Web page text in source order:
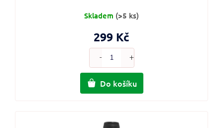
299 Kč
Do košíku
Skladem (>5 ks)